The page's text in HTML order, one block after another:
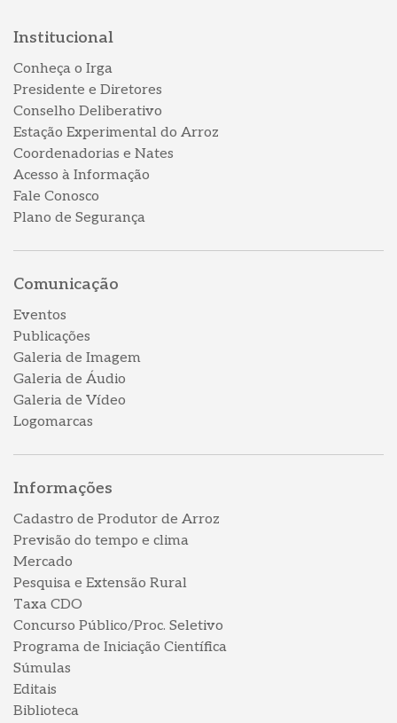
Institucional
Conheça o Irga
Presidente e Diretores
Conselho Deliberativo
Estação Experimental do Arroz
Coordenadorias e Nates
Acesso à Informação
Fale Conosco
Plano de Segurança
Comunicação
Eventos
Publicações
Galeria de Imagem
Galeria de Áudio
Galeria de Vídeo
Logomarcas
Informações
Cadastro de Produtor de Arroz
Previsão do tempo e clima
Mercado
Pesquisa e Extensão Rural
Taxa CDO
Concurso Público/Proc. Seletivo
Programa de Iniciação Científica
Súmulas
Editais
Biblioteca